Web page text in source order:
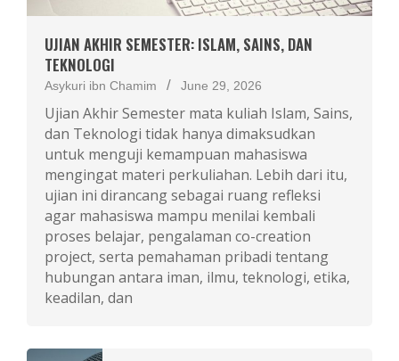
UJIAN AKHIR SEMESTER: ISLAM, SAINS, DAN
TEKNOLOGI
Asykuri ibn Chamim June 29, 2026
Ujian Akhir Semester mata kuliah Islam, Sains,
dan Teknologi tidak hanya dimaksudkan
untuk menguji kemampuan mahasiswa
mengingat materi perkuliahan. Lebih dari itu,
ujian ini dirancang sebagai ruang refleksi
agar mahasiswa mampu menilai kembali
proses belajar, pengalaman co-creation
project, serta pemahaman pribadi tentang
hubungan antara iman, ilmu, teknologi, etika,
keadilan, dan